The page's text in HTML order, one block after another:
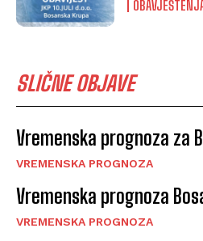
SLIČNE OBJAVE
Vremenska prognoza za
VREMENSKA PROGNOZA
Vremenska prognoza
VREMENSKA PROGNOZA